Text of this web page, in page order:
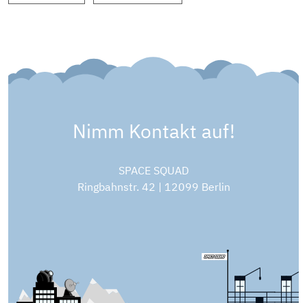
Nimm Kontakt auf!
SPACE SQUAD
Ringbahnstr. 42 | 12099 Berlin